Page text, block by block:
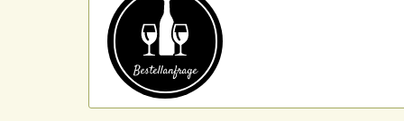
Bestell­anfrage